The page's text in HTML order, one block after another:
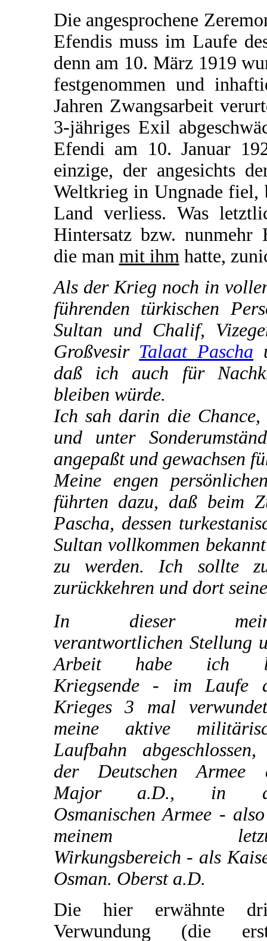
Die angesprochene
Efendis muss im Laufe
denn am 10. März 1919
festgenommen und
Jahren Zwangsarbeit
3-jähriges Exil
Efendi am 10. Januar
einzige, der angesichts
Weltkrieg in Ungnade fiel,
Land verliess. Was
Hintersatz bzw. nunmehr
die man mit ihm hatte,
Als der Krieg noch in
führenden türkischen
Sultan und Chalif,
Großvesir Talaat Pascha
daß ich auch für
bleiben würde.
Ich sah darin die
und unter
angepaßt und gewachsen
Meine engen
führten dazu, daß beim
Pascha, dessen
Sultan vollkommen
zu werden. Ich sollte
zurückkehren und dort
In dieser
verantwortlichen Stellung
Arbeit habe ich
Kriegsende - im Laufe
Krieges 3 mal
meine aktive
Laufbahn
der Deutschen Armee
Major a.D., in
Osmanischen Armee -
meinem
Wirkungsbereich - als
Osman. Oberst a.D.
Die hier erwähnte
Verwundung (die